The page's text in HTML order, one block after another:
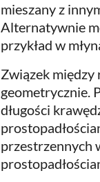
mieszany z
Alternatywnie
przykład w
Związek
geometrycznie.
długości
przestrzennych